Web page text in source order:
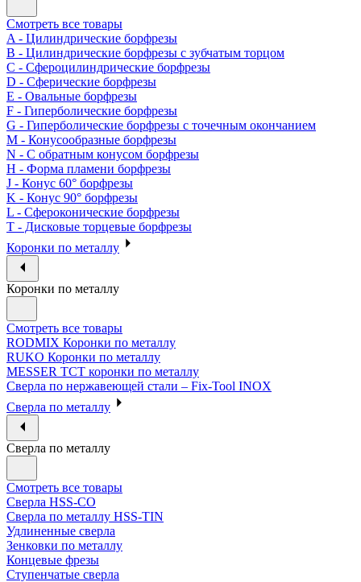
Смотреть все товары
A - Цилиндрические борфрезы
B - Цилиндрические борфрезы с зубчатым торцом
C - Сфероцилиндрические борфрезы
D - Сферические борфрезы
E - Овальные борфрезы
F - Гиперболические борфрезы
G - Гиперболические борфрезы с точечным окончанием
M - Конусообразные борфрезы
N - С обратным конусом борфрезы
H - Форма пламени борфрезы
J - Конус 60° борфрезы
K - Конус 90° борфрезы
L - Сфероконические борфрезы
T - Дисковые торцевые борфрезы
Коронки по металлу
Коронки по металлу
Смотреть все товары
RODMIX Коронки по металлу
RUKO Коронки по металлу
MESSER ТСТ коронки по металлу
Сверла по нержавеющей стали – Fix-Tool INOX
Сверла по металлу
Сверла по металлу
Смотреть все товары
Сверла HSS-CO
Сверла по металлу HSS-TIN
Удлиненные сверла
Зенковки по металлу
Концевые фрезы
Ступенчатые сверла